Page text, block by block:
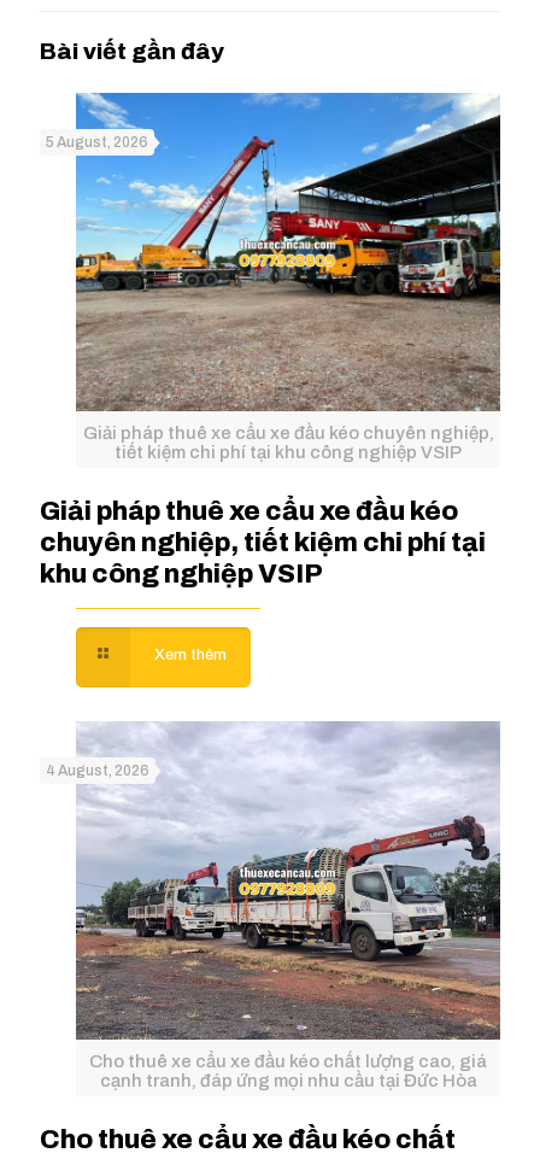
Giải pháp thuê xe cẩu xe đầu kéo chuyên nghiệp,
tiết kiệm chi phí tại khu công nghiệp VSIP
5 August, 2026
Giải pháp thuê xe cẩu xe đầu kéo
chuyên nghiệp, tiết kiệm chi phí tại
khu công nghiệp VSIP
Cho thuê xe cẩu xe đầu kéo chất lượng cao, giá
cạnh tranh, đáp ứng mọi nhu cầu tại Đức Hòa
4 August, 2026
Cho thuê xe cẩu xe đầu kéo chất